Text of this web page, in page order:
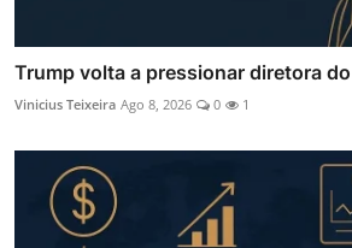
Trump volta a pressionar diretora do
Vinicius Teixeira Ago 8, 2026 0 1